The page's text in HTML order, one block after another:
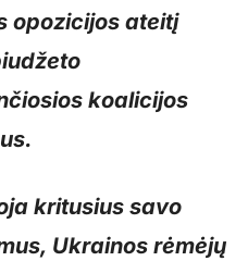
opozicijos ateitį
koalicijos
kritusius savo
Ukrainos rėmėjų